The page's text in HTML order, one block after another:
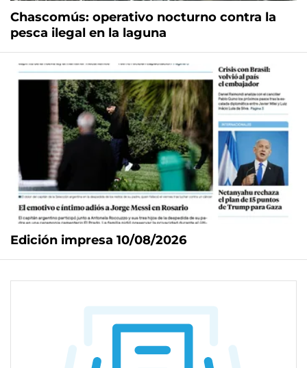
Chascomús: operativo nocturno contra la
pesca ilegal en la laguna
Edición impresa 10/08/2026